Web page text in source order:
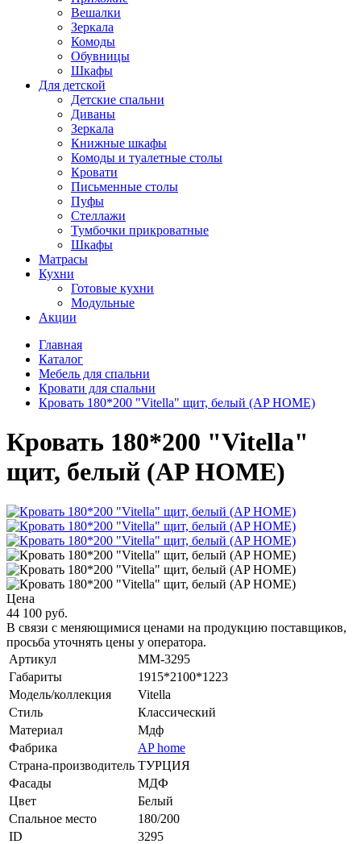
Вешалки
Зеркала
Комоды
Обувницы
Шкафы
Для детской
Детские спальни
Диваны
Зеркала
Книжные шкафы
Комоды и туалетные столы
Кровати
Письменные столы
Пуфы
Стеллажи
Тумбочки прикроватные
Шкафы
Матрасы
Кухни
Готовые кухни
Модульные
Акции
Главная
Каталог
Мебель для спальни
Кровати для спальни
Кровать 180*200 "Vitella" щит, белый (AP HOME)
Кровать 180*200 "Vitella"
щит, белый (AP HOME)
Цена
44 100 руб.
В связи с меняющимися ценами на продукцию поставщиков,
просьба уточнять цены у оператора.
Артикул
MM-3295
Габариты
1915*2100*1223
Модель/коллекция
Vitella
Стиль
Классический
Материал
Мдф
Фабрика
AP home
Страна-производитель ТУРЦИЯ
Фасады
МДФ
Цвет
Белый
Cпальное место
180/200
ID
3295